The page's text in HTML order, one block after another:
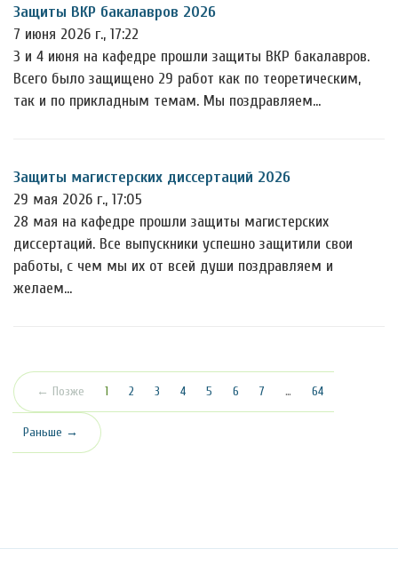
Защиты ВКР бакалавров 2026
7 июня 2026 г., 17:22
3 и 4 июня на кафедре прошли защиты ВКР бакалавров.
Всего было защищено 29 работ как по теоретическим,
так и по прикладным темам. Мы поздравляем…
Защиты магистерских диссертаций 2026
29 мая 2026 г., 17:05
28 мая на кафедре прошли защиты магистерских
диссертаций. Все выпускники успешно защитили свои
работы, с чем мы их от всей души поздравляем и
желаем…
← Позже 1 (текущая)
2 3 4 5 6 7 … 64
Раньше →